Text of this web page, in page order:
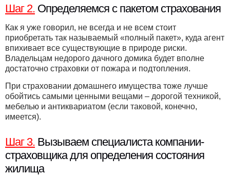
Шаг 2. Определяемся с пакетом страхования
Как я уже говорил, не всегда и не всем стоит
приобретать так называемый «полный пакет», куда агент
впихивает все существующие в природе риски.
Владельцам недорого дачного домика будет вполне
достаточно страховки от пожара и подтопления.
При страховании домашнего имущества тоже лучше
обойтись самыми ценными вещами – дорогой техникой,
мебелью и антиквариатом (если таковой, конечно,
имеется).
Шаг 3. Вызываем специалиста компании-
страховщика для определения состояния
жилища